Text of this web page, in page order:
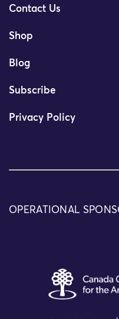
Contact Us
Shop
Blog
Subscribe
Privacy Policy
OPERATIONAL